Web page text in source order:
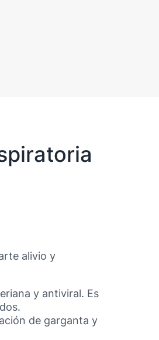
alivio y
y antiviral. Es
de garganta y